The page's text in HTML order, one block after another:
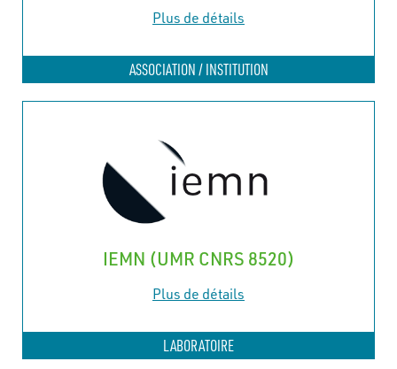
Plus de détails
ASSOCIATION / INSTITUTION
IEMN (UMR CNRS 8520)
Plus de détails
LABORATOIRE